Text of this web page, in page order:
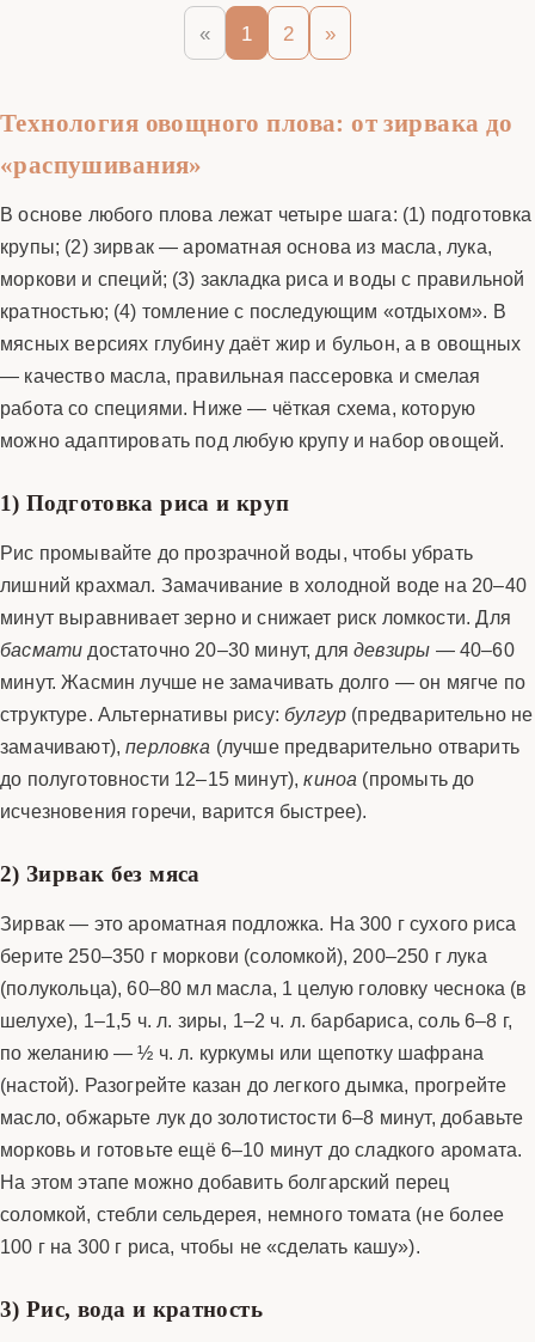
« 1 2 »
Технология овощного плова: от зирвака до
«распушивания»
В основе любого плова лежат четыре шага: (1) подготовка
крупы; (2) зирвак — ароматная основа из масла, лука,
моркови и специй; (3) закладка риса и воды с правильной
кратностью; (4) томление с последующим «отдыхом». В
мясных версиях глубину даёт жир и бульон, а в овощных
— качество масла, правильная пассеровка и смелая
работа со специями. Ниже — чёткая схема, которую
можно адаптировать под любую крупу и набор овощей.
1) Подготовка риса и круп
Рис промывайте до прозрачной воды, чтобы убрать
лишний крахмал. Замачивание в холодной воде на 20–40
минут выравнивает зерно и снижает риск ломкости. Для
басмати достаточно 20–30 минут, длядевзиры — 40–60
минут. Жасмин лучше не замачивать долго — он мягче по
структуре. Альтернативы рису:булгур (предварительно не
замачивают),перловка (лучше предварительно отварить
до полуготовности 12–15 минут),киноа (промыть до
исчезновения горечи, варится быстрее).
2) Зирвак без мяса
Зирвак — это ароматная подложка. На 300 г сухого риса
берите 250–350 г моркови (соломкой), 200–250 г лука
(полукольца), 60–80 мл масла, 1 целую головку чеснока (в
шелухе), 1–1,5 ч. л. зиры, 1–2 ч. л. барбариса, соль 6–8 г,
по желанию — ½ ч. л. куркумы или щепотку шафрана
(настой). Разогрейте казан до легкого дымка, прогрейте
масло, обжарьте лук до золотистости 6–8 минут, добавьте
морковь и готовьте ещё 6–10 минут до сладкого аромата.
На этом этапе можно добавить болгарский перец
соломкой, стебли сельдерея, немного томата (не более
100 г на 300 г риса, чтобы не «сделать кашу»).
3) Рис, вода и кратность